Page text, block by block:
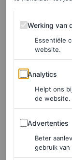
LEES OOK
Dit zijn de grootste
MAYTE SALIDO
Shop
Ganni
Werking van de
Werking van
Essentiële
website.
Analytics
Analytics
Helpt ons
de website.
Advertenties
Advertenties
Beter
gebruik van